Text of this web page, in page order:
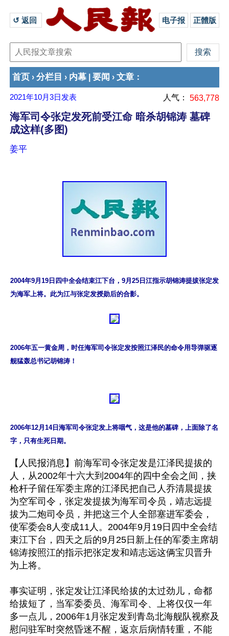
↺ 返回 电子报 正體版
首页 › 分栏目 › 内幕 要闻 › 文章 ：
2021年10月3日 发表 人气： 563,778
海军司令张定发死前受江命 暗杀胡锦涛 墓碑
成这样(多图)
姜平
2004年9月19日四中全会结束江下台，9月25日江指示胡锦涛提拔张定发
为海军上将。此为江与张定发授勋后的合影。
2006年五一黄金周，时任海军司令张定发按照江泽民的命令用导弹驱逐
舰猛轰总书记胡锦涛！
2006年12月14日海军司令张定发上将咽气，这是他的墓碑，上面除了名
字，只有生死日期。
【人民报消息】前海军司令张定发是江泽民提拔的
人，从2002年十六大到2004年的四中全会之间，挟
枪杆子留任军委主席的江泽民把自己人乔清晨提拔
为空军司令，张定发提拔为海军司令员，靖志远提
拔为二炮司令员，并把这三个人全部塞进军委会，
使军委会8人变成11人。2004年9月19日四中全会结
束江下台，四天之后的9月25日新上任的军委主席胡
锦涛按照江的指示把张定发和靖志远这俩宝贝晋升
为上将。
事实证明，张定发让江泽民给拔的太过劲儿，命都
给拔短了，当军委委员、海军司令、上将仅仅一年
多一点儿，2006年1月张定发到青岛北海舰队视察及
慰问驻军时突然昏迷不醒，返京后病情转重，不能